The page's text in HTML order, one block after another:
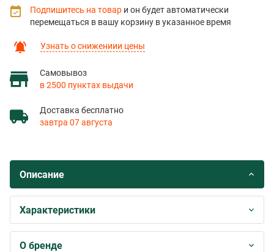
Узнать о снижениии цены
Самовывоз
в 2500 пунктах выдачи
Доставка бесплатно
завтра 07 августа
Подпишитесь на товар и он будет автоматически
перемещаться в вашу корзину в указанное время
Описание
Характеристики
О бренде